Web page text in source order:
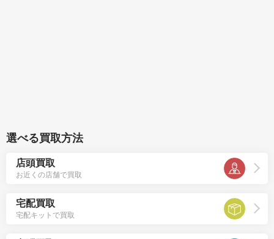
選べる買取方法
店頭買取
お近くの店舗で買取
宅配買取
宅配キットで買取